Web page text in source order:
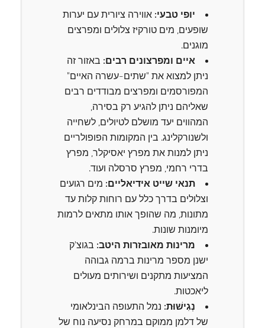
יופי טבעי: אווירה ציורית עם יערות
שופעים, מים טורקיז צלולים ומפרצים
מוגנים.
איים ומפרצונים רבים: באזור זה
ניתן למצוא את "שתים-עשרה האיים"
המפורסמים ומפרצים מבודדים רבים
שאליהם ניתן להגיע רק בסירה,
המהווים יעד מושלם לטיולים, לשחייה
ולשנורקלינג. בין המקומות הפופולריים
ניתן למנות את מפרץ יאסיקלר, מפרץ
בדרי רחמי, מפרץ סרסלה ועוד.
תנאי שייט אידיאליים: מים רגועים
וצלולים בדרך כלל עם רוחות קלות עד
מתונות, מה שהופך אותו מתאים לרמות
מיומנות שונות.
מרינות מאובזרות היטב: בגוצ'ק
ישנן מספר מרינות ברמה גבוהה
המציעות מתקנים ושירותים מעולים
ליאכטות.
נְגִישׁוּת: נמל התעופה הבינלאומי
של דלמן ממוקם במרחק נסיעה נוח של